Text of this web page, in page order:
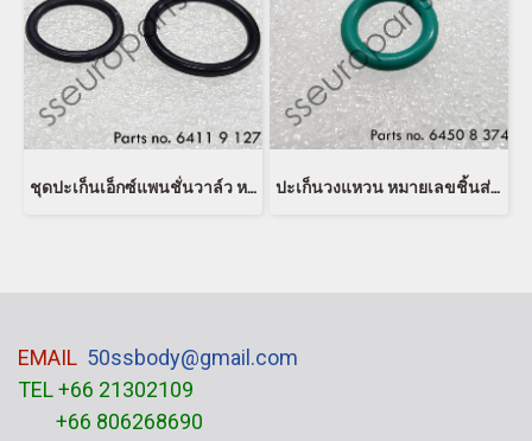
ชุดปะเก็นเอ็กซ์แพนชั่นวาล์ว หมายเลขชิ้นส่วน: 64119127185 9127185 EUSTEIN ปะเก็นวงแหวน หมายเลขชิ้นส่วน: 64508374959 8374959 64500141232 0141232 64500152466 0152466 EUSTEIN
EMAIL 50ssbody@gmail.com
TEL +66 21302109
+66 806268690